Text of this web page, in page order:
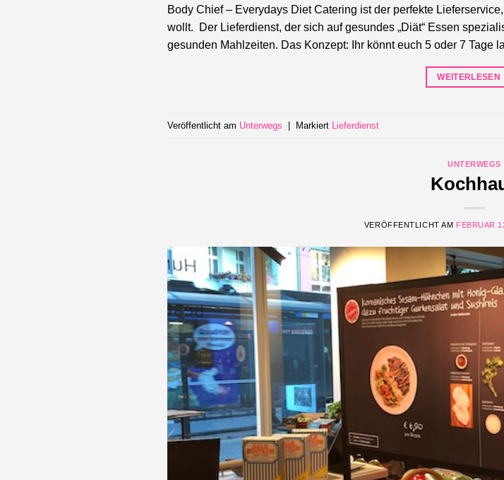
Body Chief – Everydays Diet Catering ist der perfekte
wollt. Der Lieferdienst, der sich auf gesundes „Diät“ Essen
gesunden Mahlzeiten. Das Konzept: Ihr könnt euch 5 oder 7 Tage
WEITERLESEN
Veröffentlicht am Unterwegs | Markiert Lieferdienst
UNTERWEGS
VERÖFFENTLICHT AM FEBRUAR